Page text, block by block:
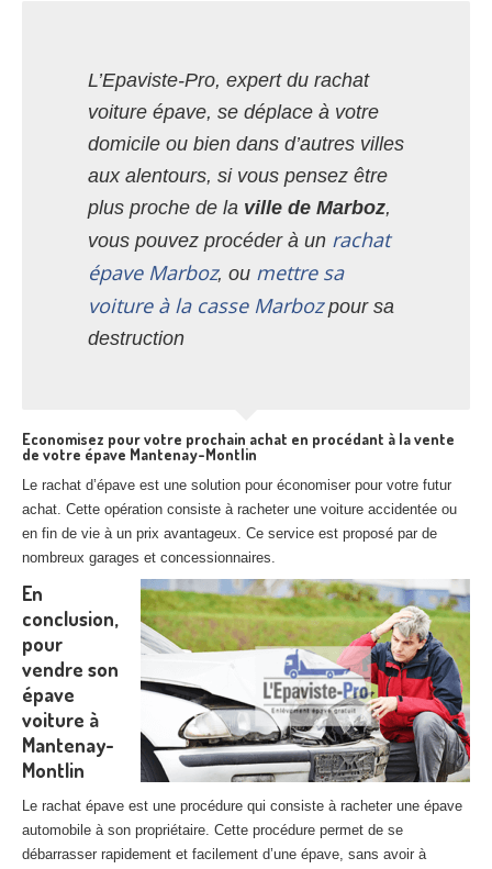
L’Epaviste-Pro, expert du rachat
voiture épave, se déplace à votre
domicile ou bien dans d’autres villes
aux alentours, si vous pensez être
plus proche de la ville de Marboz,
vous pouvez procéder à un rachat
épave Marboz, ou mettre sa
voiture à la casse Marbozpour sa
destruction
Economisez pour votre prochain achat en procédant à la vente
de votre épave Mantenay-Montlin
Le rachat d’épave est une solution pour économiser pour votre futur
achat. Cette opération consiste à racheter une voiture accidentée ou
en fin de vie à un prix avantageux. Ce service est proposé par de
nombreux garages et concessionnaires.
En
conclusion,
pour
vendre son
épave
voiture à
Mantenay-
Montlin
Le rachat épave est une procédure qui consiste à racheter une épave
automobile à son propriétaire. Cette procédure permet de se
débarrasser rapidement et facilement d’une épave, sans avoir à